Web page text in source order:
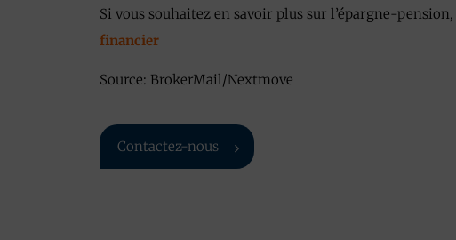
Si vous souhaitez en savoir plus sur l’épargne-pension,
financier
Source: BrokerMail/Nextmove
Contactez-nous